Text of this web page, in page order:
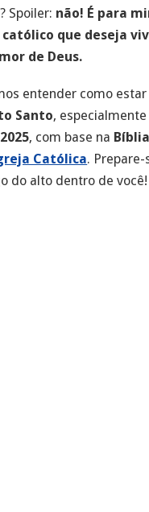
Spoiler: não! É para
que deseja
de Deus.
entender como estar
Santo,
2025, com base na Bíblia
Católica. Prepare-
do alto dentro de você!